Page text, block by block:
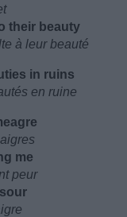
their beauty
à leur beauté
in ruins
en ruine
me
peur